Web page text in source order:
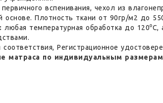
вспенивания, чехол из
основе. Плотность ткани от 90гр/м2 до
любая температурная обработка до
соответствия, Регистрационное
матраса по индивидуальным размерам